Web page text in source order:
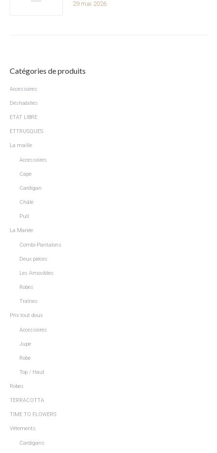
29 mai 2026
Catégories de produits
Accessoires
Déshabillés
ETAT LIBRE
ETTRUSQUES
La maille
Accessoires
Cape
Cardigan
Châle
Pull
La Mariée
Combi-Pantalons
Deux pièces
Les Amovibles
Robes
Traînes
Prix tout doux
Accessoires
Jupe
Robe
Top / Haut
Robes
TERRACOTTA
TIME TO FLOWERS
Vêtements
Cardigans